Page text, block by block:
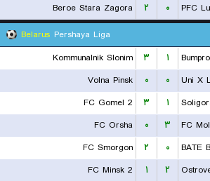
Beroe Stara Zagora
۲ ۰
PFC
Belarus Pershaya Liga
Kommunalnik Slonim
۳ ۱
Volna Pinsk
۰ ۰
Uni X
FC Gomel 2
۳ ۱
FC Orsha
۰ ۳
FC
FC Smorgon
۲ ۰
BATE
FC Minsk 2
۱ ۲